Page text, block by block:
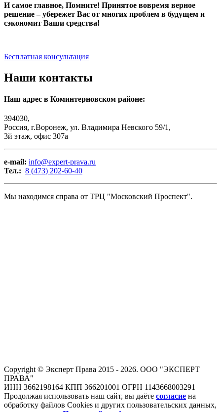
И самое главное, Помните! Принятое вовремя верное
решение – убережет Вас от многих проблем в будущем и
сэкономит Ваши средства!
Бесплатная консультация
Наши контакты
Наш адрес в Коминтерновском районе:
394030,
Россия, г.Воронеж, ул. Владимира Невского 59/1,
3й этаж, офис 307а
e-mail: info@expert-prava.ru
Тел.: 8 (473) 202-60-40
Мы находимся справа от ТРЦ "Московский Проспект".
Copyright © Эксперт Права 2015 - 2026. ООО "ЭКСПЕРТ
ПРАВА"
ИНН 3662198164 КПП 366201001 ОГРН 1143668003291
Продолжая использовать наш сайт, вы даёте согласие на
обработку файлов Cookies и других пользовательских данных,